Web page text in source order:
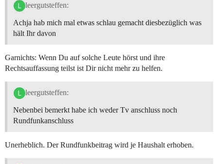
leergutsteffen:
Achja hab mich mal etwas schlau gemacht diesbezüglich was
hält Ihr davon
Garnichts: Wenn Du auf solche Leute hörst und ihre
Rechtsauffassung teilst ist Dir nicht mehr zu helfen.
leergutsteffen:
Nebenbei bemerkt habe ich weder Tv anschluss noch
Rundfunkanschluss
Unerheblich. Der Rundfunkbeitrag wird je Haushalt erhoben.